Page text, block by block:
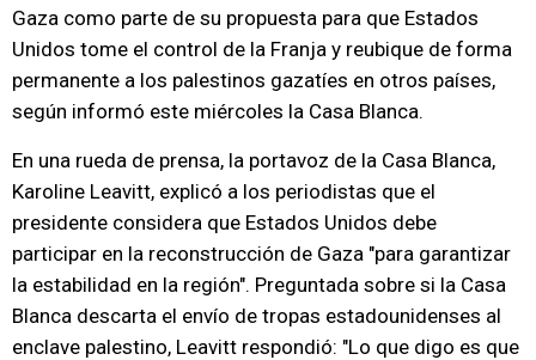
Gaza como parte de su propuesta para que Estados
Unidos tome el control de la Franja y reubique de forma
permanente a los palestinos gazatíes en otros países,
según informó este miércoles la Casa Blanca.
En una rueda de prensa, la portavoz de la Casa Blanca,
Karoline Leavitt, explicó a los periodistas que el
presidente considera que Estados Unidos debe
participar en la reconstrucción de Gaza "para garantizar
la estabilidad en la región". Preguntada sobre si la Casa
Blanca descarta el envío de tropas estadounidenses al
enclave palestino, Leavitt respondió: "Lo que digo es que